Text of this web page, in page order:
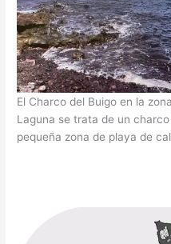
El Charco del Buigo en la
Laguna se trata de un
pequeña zona de playa de